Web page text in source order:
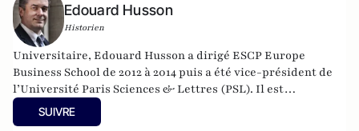
Edouard Husson
Historien
Universitaire, Edouard Husson a dirigé ESCP Europe
Business School de 2012 à 2014puis a été vice-président de
l’Université Paris Sciences & Lettres (PSL). Il est
actuellement professeur à l’Institut Franco-Allemand
d’Etudes Européennes (à l’Université de Cergy-Pontoise).
SUIVRE